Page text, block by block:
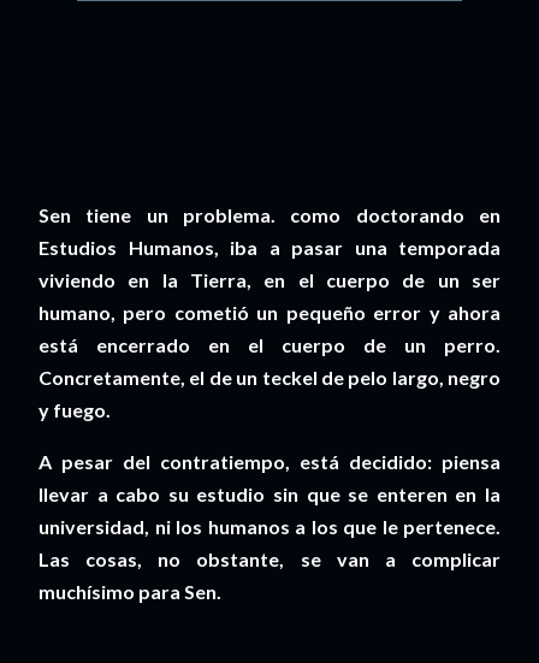
Sen tiene un problema. como doctorando en
Estudios Humanos, iba a pasar una temporada
viviendo en la Tierra, en el cuerpo de un ser
humano, pero cometió un pequeño error y ahora
está encerrado en el cuerpo de un perro.
Concretamente, el de un teckel de pelo largo, negro
y fuego.
A pesar del contratiempo, está decidido: piensa
llevar a cabo su estudio sin que se enteren en la
universidad, ni los humanos a los que le pertenece.
Las cosas, no obstante, se van a complicar
muchísimo para Sen.